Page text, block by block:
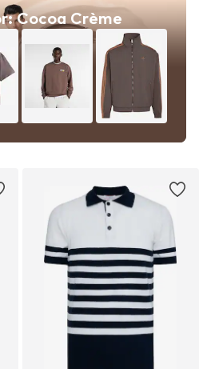
Cocoa Crème